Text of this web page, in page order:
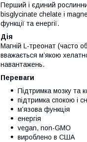
Перший і єдиний
bisglycinate chelate і
функції та енергії.
Дія
Магній L-треонат (часто
вважається м’якою
навантажень.
Переваги
Підтримка мозку та
підтримка спокою і
м’язова функція
енергія
vegan, non-GMO
вироблено в США